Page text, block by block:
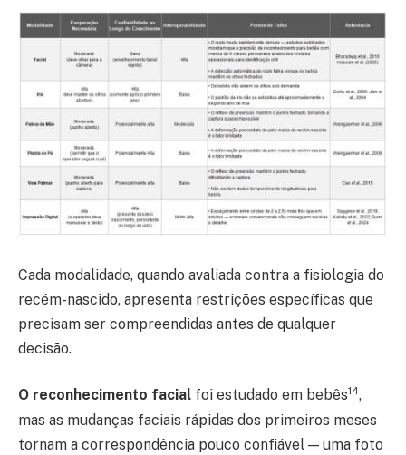
Cada modalidade, quando avaliada contra a fisiologia do
recém-nascido, apresenta restrições específicas que
precisam ser compreendidas antes de qualquer
decisão.
O reconhecimento facial foi estudado em bebês14,
mas as mudanças faciais rápidas dos primeiros meses
tornam a correspondência pouco confiável — uma foto